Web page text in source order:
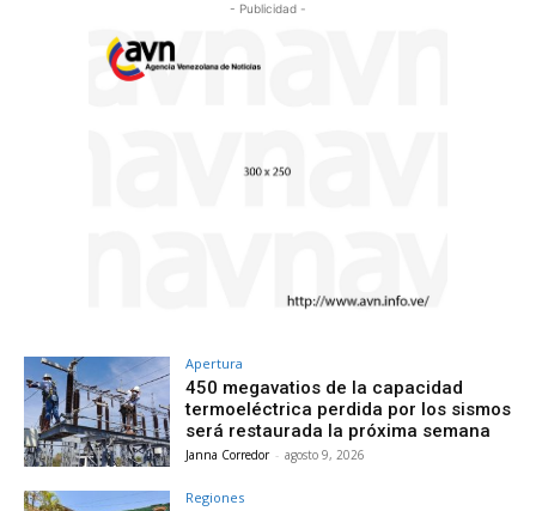
- Publicidad -
Apertura
450 megavatios de la capacidad
termoeléctrica perdida por los sismos
será restaurada la próxima semana
Janna Corredor - agosto 9, 2026
Regiones